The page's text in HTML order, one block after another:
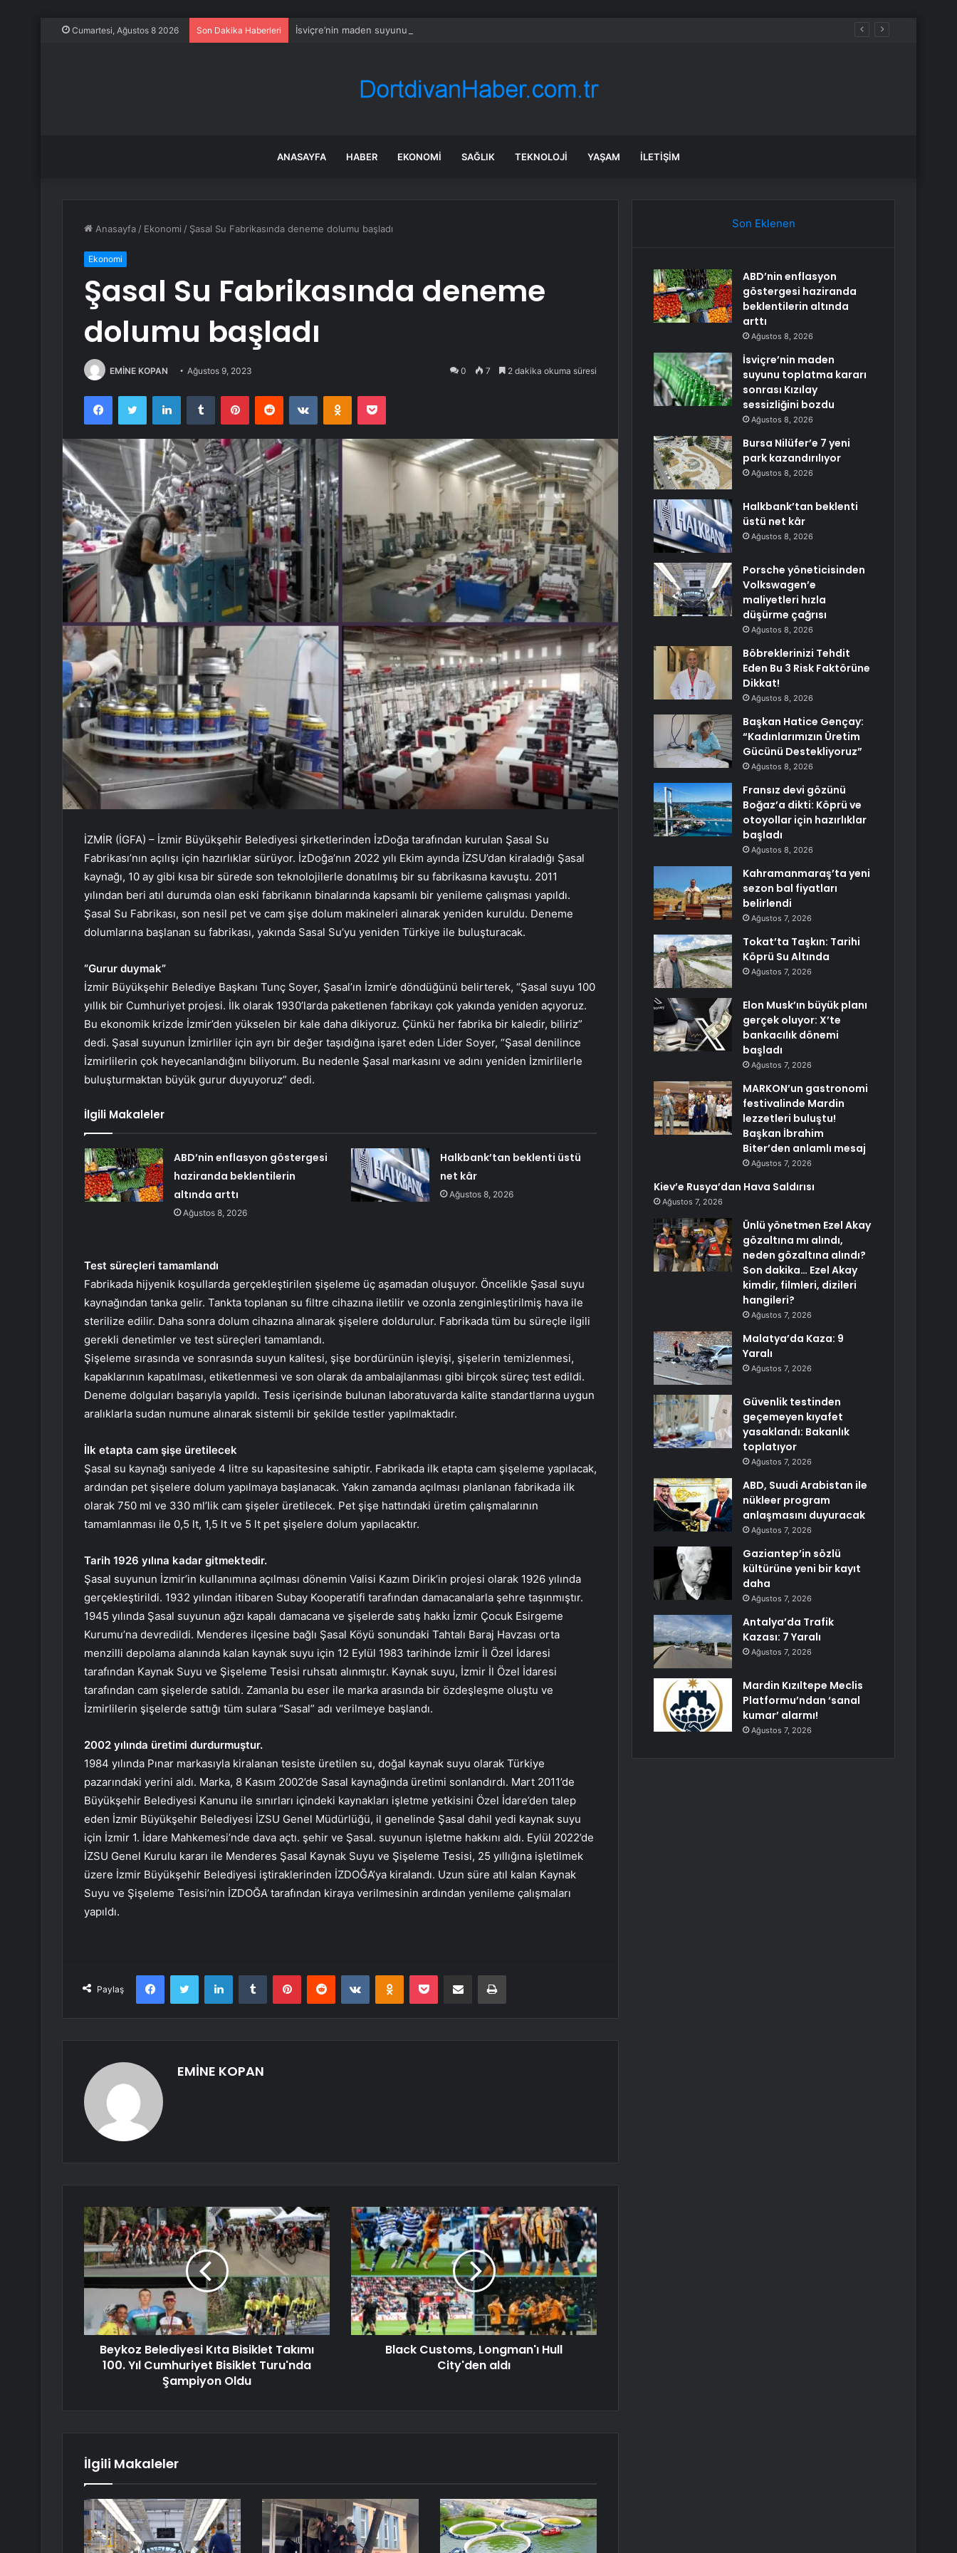
Cumartesi, Ağustos 8 2026 Son Dakika Haberleri İsviçre’nin maden suyunu toplatma kararı sonrası Kızılay sessizliğini bozdu
ANASAYFA HABER EKONOMI SAĞLIK TEKNOLOJI YAŞAM İLETIŞIM
Anasayfa / Ekonomi / Şasal Su Fabrikasında deneme dolumu başladı
Ekonomi
Şasal Su Fabrikasında deneme
dolumu başladı
EMİNE KOPAN Ağustos 9, 2023 0 7 2 dakika okuma süresi
FacebookTwitter LinkedInTumblr PinterestReddit VKontakteOdnoklassniki
Pocket
İZMİR (İGFA) – İzmir Büyükşehir Belediyesi şirketlerinden İzDoğa tarafından kurulan Şasal Su
Fabrikası’nın açılışı için hazırlıklar sürüyor. İzDoğa’nın 2022 yılı Ekim ayında İZSU’dan kiraladığı Şasal
kaynağı, 10 ay gibi kısa bir sürede son teknolojilerle donatılmış bir su fabrikasına kavuştu. 2011
yılından beri atıl durumda olan eski fabrikanın binalarında kapsamlı bir yenileme çalışması yapıldı.
Şasal Su Fabrikası, son nesil pet ve cam şişe dolum makineleri alınarak yeniden kuruldu. Deneme
dolumlarına başlanan su fabrikası, yakında Sasal Su’yu yeniden Türkiye ile buluşturacak.
“Gurur duymak”
İzmir Büyükşehir Belediye Başkanı Tunç Soyer, Şasal’ın İzmir’e döndüğünü belirterek, “Şasal suyu 100
yıllık bir Cumhuriyet projesi. İlk olarak 1930’larda paketlenen fabrikayı çok yakında yeniden açıyoruz.
Bu ekonomik krizde İzmir’den yükselen bir kale daha dikiyoruz. Çünkü her fabrika bir kaledir, biliriz”
dedi. Şasal suyunun İzmirliler için ayrı bir değer taşıdığına işaret eden Lider Soyer, “Şasal denilince
İzmirlilerin çok heyecanlandığını biliyorum. Bu nedenle Şasal markasını ve adını yeniden İzmirlilerle
buluşturmaktan büyük gurur duyuyoruz” dedi.
İlgili Makaleler
ABD’nin enflasyon göstergesi
haziranda beklentilerin
altında arttı
Ağustos 8, 2026
Halkbank’tan beklenti üstü
net kâr
Ağustos 8, 2026
Test süreçleri tamamlandı
Fabrikada hijyenik koşullarda gerçekleştirilen şişeleme üç aşamadan oluşuyor. Öncelikle Şasal suyu
kaynağından tanka gelir. Tankta toplanan su filtre cihazına iletilir ve ozonla zenginleştirilmiş hava ile
sterilize edilir. Daha sonra dolum cihazına alınarak şişelere doldurulur. Fabrikada tüm bu süreçle ilgili
gerekli denetimler ve test süreçleri tamamlandı.
Şişeleme sırasında ve sonrasında suyun kalitesi, şişe bordürünün işleyişi, şişelerin temizlenmesi,
kapaklarının kapatılması, etiketlenmesi ve son olarak da ambalajlanması gibi birçok süreç test edildi.
Deneme dolguları başarıyla yapıldı. Tesis içerisinde bulunan laboratuvarda kalite standartlarına uygun
aralıklarla sudan numune alınarak sistemli bir şekilde testler yapılmaktadır.
İlk etapta cam şişe üretilecek
Şasal su kaynağı saniyede 4 litre su kapasitesine sahiptir. Fabrikada ilk etapta cam şişeleme yapılacak,
ardından pet şişelere dolum yapılmaya başlanacak. Yakın zamanda açılması planlanan fabrikada ilk
olarak 750 ml ve 330 ml’lik cam şişeler üretilecek. Pet şişe hattındaki üretim çalışmalarının
tamamlanması ile 0,5 lt, 1,5 lt ve 5 lt pet şişelere dolum yapılacaktır.
Tarih 1926 yılına kadar gitmektedir.
Şasal suyunun İzmir’in kullanımına açılması dönemin Valisi Kazım Dirik’in projesi olarak 1926 yılında
gerçekleştirildi. 1932 yılından itibaren Subay Kooperatifi tarafından damacanalarla şehre taşınmıştır.
1945 yılında Şasal suyunun ağzı kapalı damacana ve şişelerde satış hakkı İzmir Çocuk Esirgeme
Kurumu’na devredildi. Menderes ilçesine bağlı Şasal Köyü sonundaki Tahtalı Baraj Havzası orta
menzilli depolama alanında kalan kaynak suyu için 12 Eylül 1983 tarihinde İzmir İl Özel İdaresi
tarafından Kaynak Suyu ve Şişeleme Tesisi ruhsatı alınmıştır. Kaynak suyu, İzmir İl Özel İdaresi
tarafından cam şişelerde satıldı. Zamanla bu eser ile marka arasında bir özdeşleşme oluştu ve
İzmirlilerin şişelerde sattığı tüm sulara “Sasal” adı verilmeye başlandı.
2002 yılında üretimi durdurmuştur.
1984 yılında Pınar markasıyla kiralanan tesiste üretilen su, doğal kaynak suyu olarak Türkiye
pazarındaki yerini aldı. Marka, 8 Kasım 2002’de Sasal kaynağında üretimi sonlandırdı. Mart 2011’de
Büyükşehir Belediyesi Kanunu ile sınırları içindeki kaynakları işletme yetkisini Özel İdare’den talep
eden İzmir Büyükşehir Belediyesi İZSU Genel Müdürlüğü, il genelinde Şasal dahil yedi kaynak suyu
için İzmir 1. İdare Mahkemesi’nde dava açtı. şehir ve Şasal. suyunun işletme hakkını aldı. Eylül 2022’de
İZSU Genel Kurulu kararı ile Menderes Şasal Kaynak Suyu ve Şişeleme Tesisi, 25 yıllığına işletilmek
üzere İzmir Büyükşehir Belediyesi iştiraklerinden İZDOĞA’ya kiralandı. Uzun süre atıl kalan Kaynak
Suyu ve Şişeleme Tesisi’nin İZDOĞA tarafından kiraya verilmesinin ardından yenileme çalışmaları
yapıldı.
Paylaş
FacebookTwitter LinkedInTumblr PinterestReddit VKontakteOdnoklassniki
Pocket E-Posta ile paylaş Yazdır
EMİNE KOPAN
Beykoz Belediyesi Kıta Bisiklet Takımı
100. Yıl Cumhuriyet Bisiklet Turu'nda
Şampiyon Oldu
Black Customs, Longman'ı Hull
City'den aldı
İlgili Makaleler
Son Eklenen
ABD’nin enflasyon
göstergesi haziranda
beklentilerin altında
arttı
Ağustos 8, 2026
İsviçre’nin maden
suyunu toplatma kararı
sonrası Kızılay
sessizliğini bozdu
Ağustos 8, 2026
Bursa Nilüfer’e 7 yeni
park kazandırılıyor
Ağustos 8, 2026
Halkbank’tan beklenti
üstü net kâr
Ağustos 8, 2026
Porsche yöneticisinden
Volkswagen’e
maliyetleri hızla
düşürme çağrısı
Ağustos 8, 2026
Böbreklerinizi Tehdit
Eden Bu 3 Risk Faktörüne
Dikkat!
Ağustos 8, 2026
Başkan Hatice Gençay:
“Kadınlarımızın Üretim
Gücünü Destekliyoruz”
Ağustos 8, 2026
Fransız devi gözünü
Boğaz’a dikti: Köprü ve
otoyollar için hazırlıklar
başladı
Ağustos 8, 2026
Kahramanmaraş’ta yeni
sezon bal fiyatları
belirlendi
Ağustos 7, 2026
Tokat’ta Taşkın: Tarihi
Köprü Su Altında
Ağustos 7, 2026
Elon Musk’ın büyük planı
gerçek oluyor: X’te
bankacılık dönemi
başladı
Ağustos 7, 2026
MARKON’un gastronomi
festivalinde Mardin
lezzetleri buluştu!
Başkan İbrahim
Biter’den anlamlı mesaj
Ağustos 7, 2026
Kiev’e Rusya’dan Hava Saldırısı
Ağustos 7, 2026
Ünlü yönetmen Ezel Akay
gözaltına mı alındı,
neden gözaltına alındı?
Son dakika… Ezel Akay
kimdir, filmleri, dizileri
hangileri?
Ağustos 7, 2026
Malatya’da Kaza: 9
Yaralı
Ağustos 7, 2026
Güvenlik testinden
geçemeyen kıyafet
yasaklandı: Bakanlık
toplatıyor
Ağustos 7, 2026
ABD, Suudi Arabistan ile
nükleer program
anlaşmasını duyuracak
Ağustos 7, 2026
Gaziantep’in sözlü
kültürüne yeni bir kayıt
daha
Ağustos 7, 2026
Antalya’da Trafik
Kazası: 7 Yaralı
Ağustos 7, 2026
Mardin Kızıltepe Meclis
Platformu’ndan ‘sanal
kumar’ alarmı!
Ağustos 7, 2026